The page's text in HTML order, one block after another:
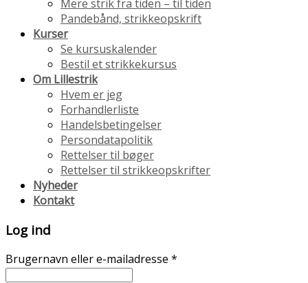
Mere strik fra tiden – til tiden
Pandebånd, strikkeopskrift
Kurser
Se kursuskalender
Bestil et strikkekursus
Om Lillestrik
Hvem er jeg
Forhandlerliste
Handelsbetingelser
Persondatapolitik
Rettelser til bøger
Rettelser til strikkeopskrifter
Nyheder
Kontakt
Log ind
Brugernavn eller e-mailadresse *